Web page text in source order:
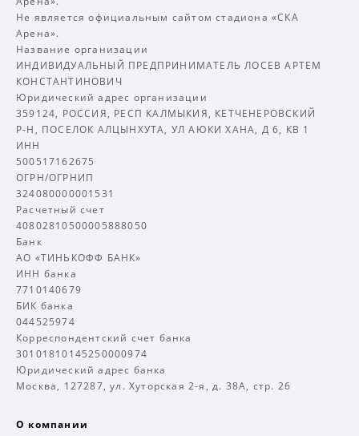
Не является официальным сайтом стадиона «СКА
Арена».
Название организации
ИНДИВИДУАЛЬНЫЙ ПРЕДПРИНИМАТЕЛЬ ЛОСЕВ АРТЕМ
КОНСТАНТИНОВИЧ
Юридический адрес организации
359124, РОССИЯ, РЕСП КАЛМЫКИЯ, КЕТЧЕНЕРОВСКИЙ
Р-Н, ПОСЕЛОК АЛЦЫНХУТА, УЛ АЮКИ ХАНА, Д 6, КВ 1
ИНН
500517162675
ОГРН/ОГРНИП
324080000001531
Расчетный счет
40802810500005888050
Банк
АО «ТИНЬКОФФ БАНК»
ИНН банка
7710140679
БИК банка
044525974
Корреспондентский счет банка
30101810145250000974
Юридический адрес банка
Москва, 127287, ул. Хуторская 2-я, д. 38А, стр. 26
О компании